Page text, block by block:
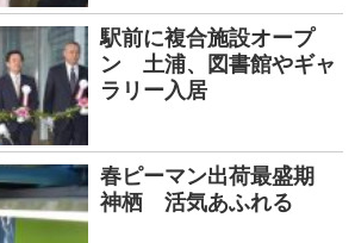
駅前に複合施設オープ
ン 土浦、図書館やギャ
ラリー入居
春ピーマン出荷最盛期
神栖 活気あふれる